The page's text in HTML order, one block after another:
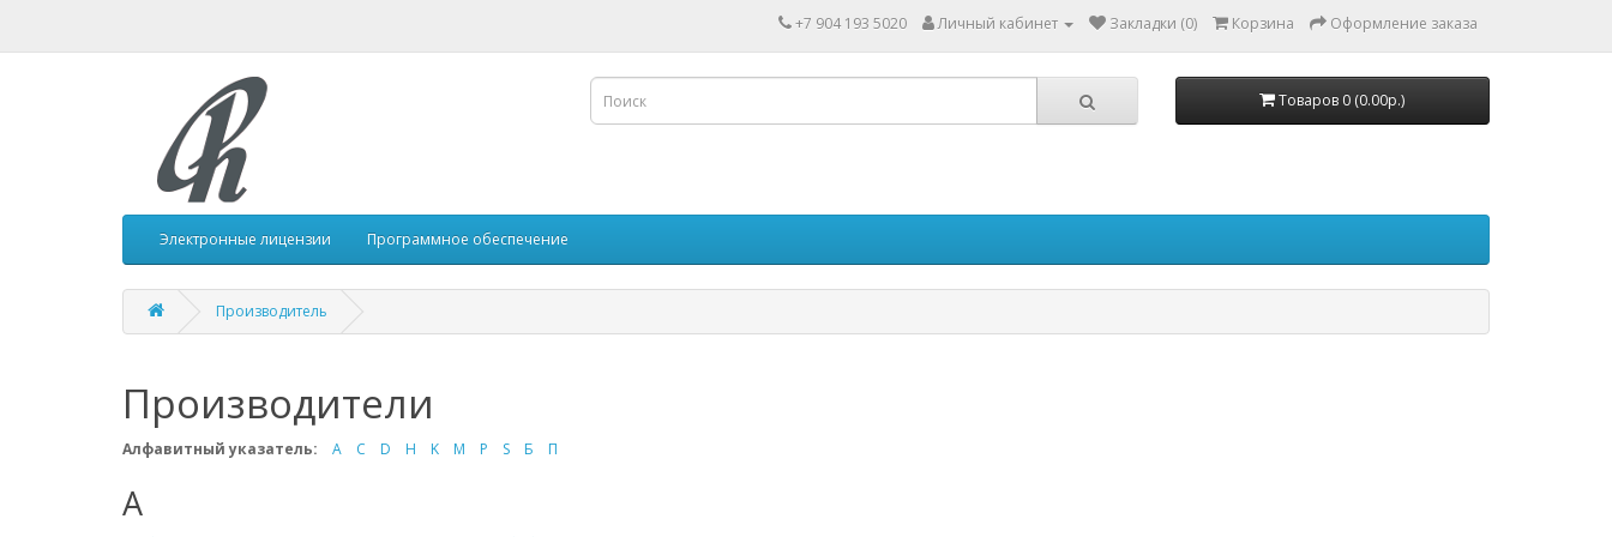
+7 904 193 5020 Личный кабинет Закладки (0) Корзина Оформление заказа
Товаров 0 (0.00р.)
Электронные лицензии Программное обеспечение
Производитель
Производители
Алфавитный указатель: A C D H K M P S Б П
A